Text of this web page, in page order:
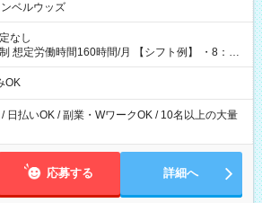
ベルウッズ
なし
働時間160時間/月 【シフト例】 ・8：00
OK
日払いOK / 副業・WワークOK / 10名以上の大量
応募する 詳細へ